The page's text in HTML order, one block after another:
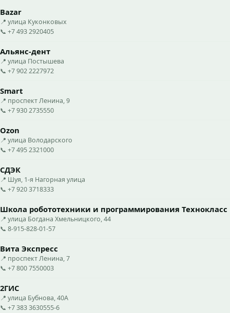
Bazar
📍 улица Куконковых
📞 +7 493 2920405
Альянс-дент
📍 улица Постышева
📞 +7 902 2227972
Smart
📍 проспект Ленина, 9
📞 +7 930 2735550
Ozon
📍 улица Володарского
📞 +7 495 2321000
СДЭК
📍 Шуя, 1-я Нагорная улица
📞 +7 920 3718333
Школа робототехники и программирования Технокласс
📍 улица Богдана Хмельницкого, 44
📞 8-915-828-01-57
Вита Экспресс
📍 проспект Ленина, 7
📞 +7 800 7550003
2ГИС
📍 улица Бубнова, 40А
📞 +7 383 3630555-6